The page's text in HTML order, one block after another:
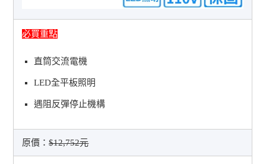
必買重點
直筒交流電機
LED全平板照明
遇阻反彈停止機構
原價：$12,752元